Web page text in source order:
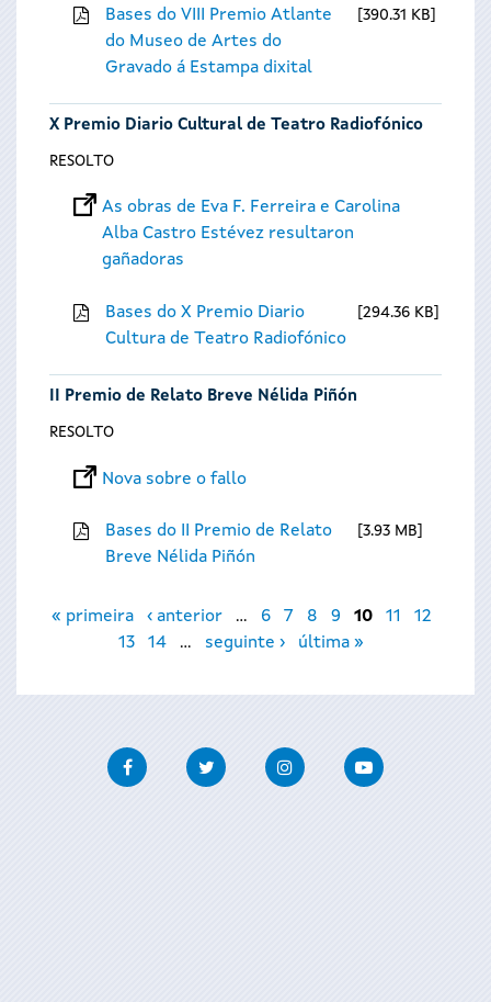
Bases do VIII Premio Atlante
do Museo de Artes do
Gravado á Estampa dixital
390.31 KB
X Premio Diario Cultural de Teatro Radiofónico
RESOLTO
As obras de Eva F. Ferreira e Carolina
Alba Castro Estévez resultaron
gañadoras
Bases do X Premio Diario
Cultura de Teatro Radiofónico
294.36 KB
II Premio de Relato Breve Nélida Piñón
RESOLTO
Nova sobre o fallo
Bases do II Premio de Relato
Breve Nélida Piñón
3.93 MB
Páxinas
« primeira ‹ anterior … 6 7 8 9 10 11
12
13
14 … seguinte › última »
FacebookTwitter InstagramYoutube